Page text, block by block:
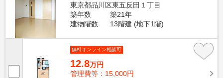
東京都品川区東五反田１丁目
築年数
築21年
建物階数
13階建 (地下1階)
無料オンライン相談可
12.8万円
管理費等：15,000円